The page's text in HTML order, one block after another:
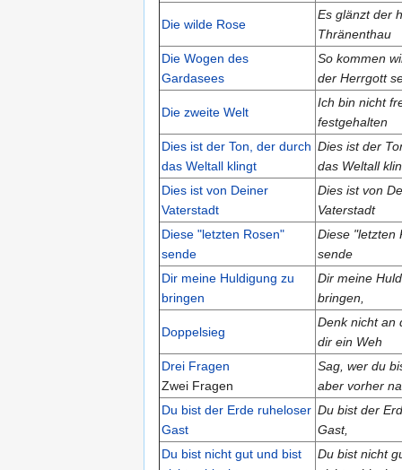
Die wilde Rose
Es glänzt der
Thränenthau
Die Wogen des
Gardasees
So kommen
der Herrgott
Die zweite Welt
Ich bin nicht
festgehalten
Dies ist der Ton, der durch
das Weltall klingt
Dies ist der
das Weltall
Dies ist von Deiner
Vaterstadt
Dies ist von
Vaterstadt
Diese "letzten Rosen"
sende
Diese "letzten
sende
Dir meine Huldigung zu
bringen
Dir meine
bringen,
Doppelsieg
Denk nicht an
dir ein Weh
Drei Fragen
Zwei Fragen
Sag, wer du
aber vorher
Du bist der Erde ruheloser
Gast
Du bist der
Gast,
Du bist nicht gut und bist
Du bist nicht